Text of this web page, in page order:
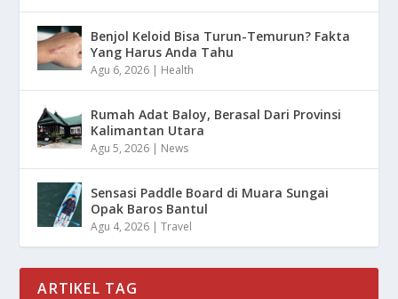
Benjol Keloid Bisa Turun-Temurun? Fakta
Yang Harus Anda Tahu
Agu 6, 2026 | Health
Rumah Adat Baloy, Berasal Dari Provinsi
Kalimantan Utara
Agu 5, 2026 | News
Sensasi Paddle Board di Muara Sungai
Opak Baros Bantul
Agu 4, 2026 |Travel
ARTIKEL TAG